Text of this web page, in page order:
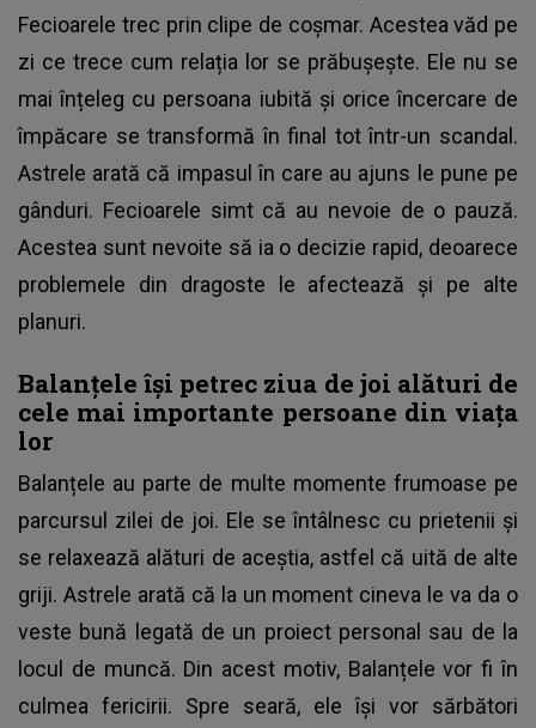
Fecioarele trec prin clipe de coșmar. Acestea văd pe
zi ce trece cum relația lor se prăbușește. Ele nu se
mai înțeleg cu persoana iubită și orice încercare de
împăcare se transformă în final tot într-un scandal.
Astrele arată că impasul în care au ajuns le pune pe
gânduri. Fecioarele simt că au nevoie de o pauză.
Acestea sunt nevoite să ia o decizie rapid, deoarece
problemele din dragoste le afectează și pe alte
planuri.
Balanțele își petrec ziua de joi alături de
cele mai importante persoane din viața
lor
Balanțele au parte de multe momente frumoase pe
parcursul zilei de joi. Ele se întâlnesc cu prietenii și
se relaxează alături de aceștia, astfel că uită de alte
griji. Astrele arată că la un moment cineva le va da o
veste bună legată de un proiect personal sau de la
locul de muncă. Din acest motiv, Balanțele vor fi în
culmea fericirii. Spre seară, ele își vor sărbători